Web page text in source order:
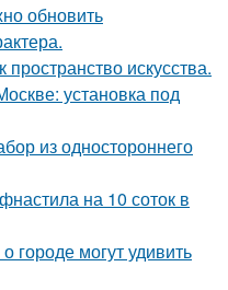
обновить
искусства.
установка под
из одностороннего
на 10 соток в
городе могут удивить